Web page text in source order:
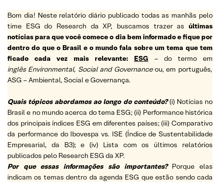
Bom dia! Neste relatório diário publicado todas as manhãs pelo
time ESG do Research da XP, buscamos trazer as últimas
notícias para que você comece o dia bem informado e fique por
dentro do que o Brasil e o mundo fala sobre um tema que tem
ficado cada vez mais relevante:
ESG
– do termo em
inglês Environmental, Social and Governanceou, em português,
ASG – Ambiental, Social e Governança.
Quais tópicos abordamos ao longo do conteúdo? (i) Notícias no
Brasil e no mundo acerca do tema ESG; (ii) Performance histórica
dos principais índices ESG em diferentes países; (iii) Comparativo
da performance do Ibovespa vs. ISE (Índice de Sustentabilidade
Empresarial, da B3); e (iv) Lista com os últimos relatórios
publicados pelo Research ESG da XP.
Por que essas informações são importantes? Porque elas
indicam os temas dentro da agenda ESG que estão sendo cada